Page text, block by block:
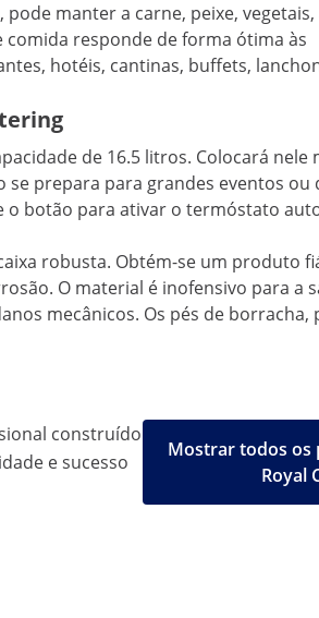
manter a carne, peixe,
responde de forma ótima às
hotéis, cantinas, buffets,
de 16.5 litros. Colocará
prepara para grandes eventos
botão para ativar o termóstato
robusta. Obtém-se um produto
O material é inofensivo para
mecânicos. Os pés de
construído
e sucesso
Mostrar todos os
Royal